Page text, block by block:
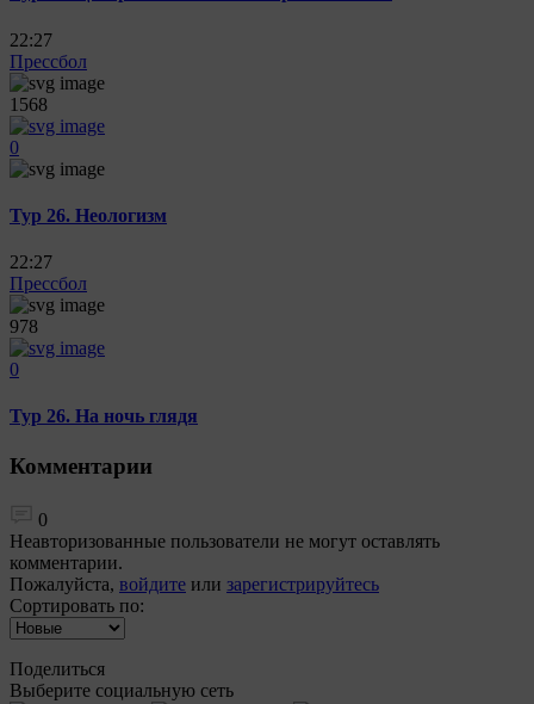
22:27
Прессбол
1568
0
Тур 26. Неологизм
22:27
Прессбол
978
0
Тур 26. На ночь глядя
Комментарии
0
Неавторизованные пользователи не могут оставлять
комментарии.
Пожалуйста, войдите или зарегистрируйтесь
Сортировать по:
Поделиться
Выберите социальную сеть